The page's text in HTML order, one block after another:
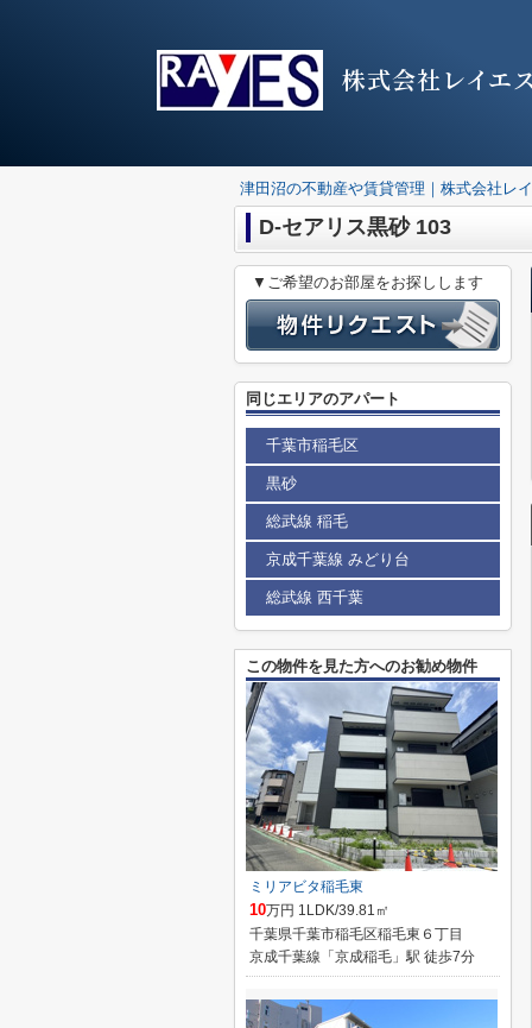
株式会社レイエ
津田沼の不動産や賃貸管理｜株式会社レ
D-セアリス黒砂 103
▼ご希望のお部屋をお探しします
同じエリアのアパート
千葉市稲毛区
黒砂
総武線 稲毛
京成千葉線 みどり台
総武線 西千葉
この物件を見た方へのお勧め物件
ミリアビタ稲毛東
10万円 1LDK/39.81㎡
千葉県千葉市稲毛区稲毛東６丁目
京成千葉線「京成稲毛」駅 徒歩7分